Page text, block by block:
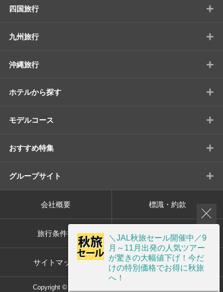
四国旅行 +
九州旅行 +
沖縄旅行 +
ホテルから探す +
モデルコース +
おすすめ特集 +
グループサイト +
会社概要 標識・約款
旅行条件書 プライバシーポリシー
サイトマップ 画面共有サポート
Copyright © ORION TOUR Co.,Ltd. All rights reserved.
＼JAL秋旅セール開催中／9
月～11月出発の人気ツアー
が驚きの大幅値下げ！今だ
けの特別価格でお得に秋旅
へ！